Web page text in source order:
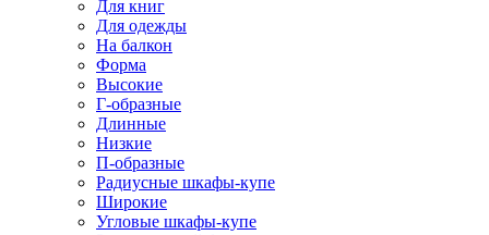
Для книг
Для одежды
На балкон
Форма
Высокие
Г-образные
Длинные
Низкие
П-образные
Радиусные шкафы-купе
Широкие
Угловые шкафы-купе